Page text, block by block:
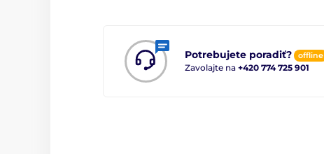
Potrebujete poradiť? offline
Zavolajte na +420 774 725 901